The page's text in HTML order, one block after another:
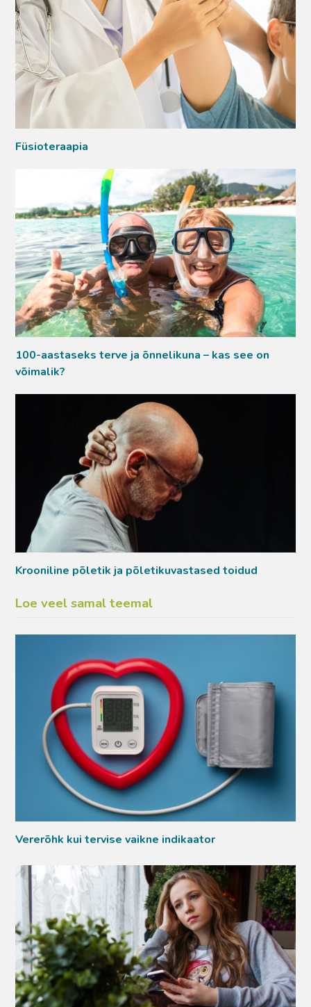
Füsioteraapia
100-aastaseks terve ja õnnelikuna – kas see on
võimalik?
Krooniline põletik ja põletikuvastased toidud
Loe veel samal teemal
Vererõhk kui tervise vaikne indikaator